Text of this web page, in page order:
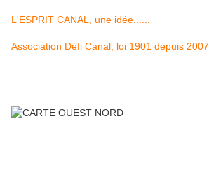
L'ESPRIT CANAL, une idée......
Association Défi Canal, loi 1901 depuis 2007